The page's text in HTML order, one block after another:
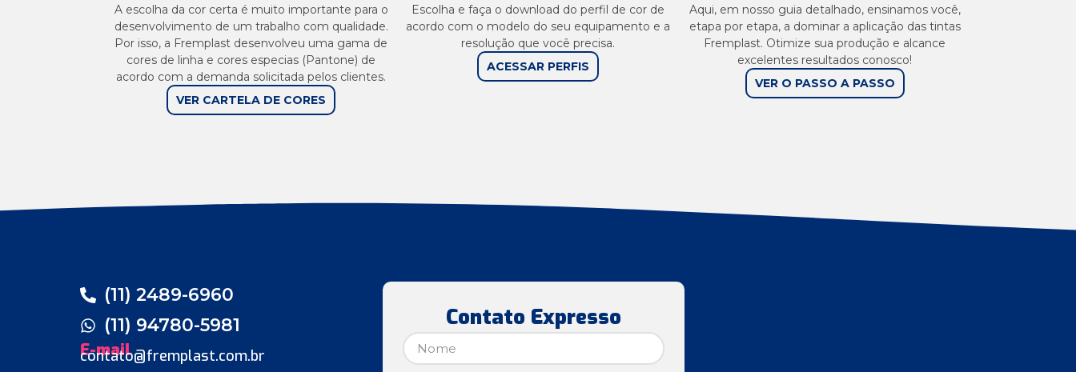
A escolha da cor certa é muito importante para o
desenvolvimento de um trabalho com qualidade.
Por isso, a Fremplast desenvolveu uma gama de
cores de linha e cores especias (Pantone) de
acordo com a demanda solicitada pelos clientes.
VER CARTELA DE CORES
Escolha e faça o download do perfil de cor de
acordo com o modelo do seu equipamento e a
resolução que você precisa.
ACESSAR PERFIS
Aqui, em nosso guia detalhado, ensinamos você,
etapa por etapa, a dominar a aplicação das tintas
Fremplast. Otimize sua produção e alcance
excelentes resultados conosco!
VER O PASSO A PASSO
(11) 2489-6960
(11) 94780-5981
E-mail
contato@fremplast.com.br
Contato Expresso